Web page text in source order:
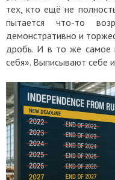
тех, кто ещё не
пытается что-то
демонстративно и
дробь. И в то же самое
себя». Выписывают себе